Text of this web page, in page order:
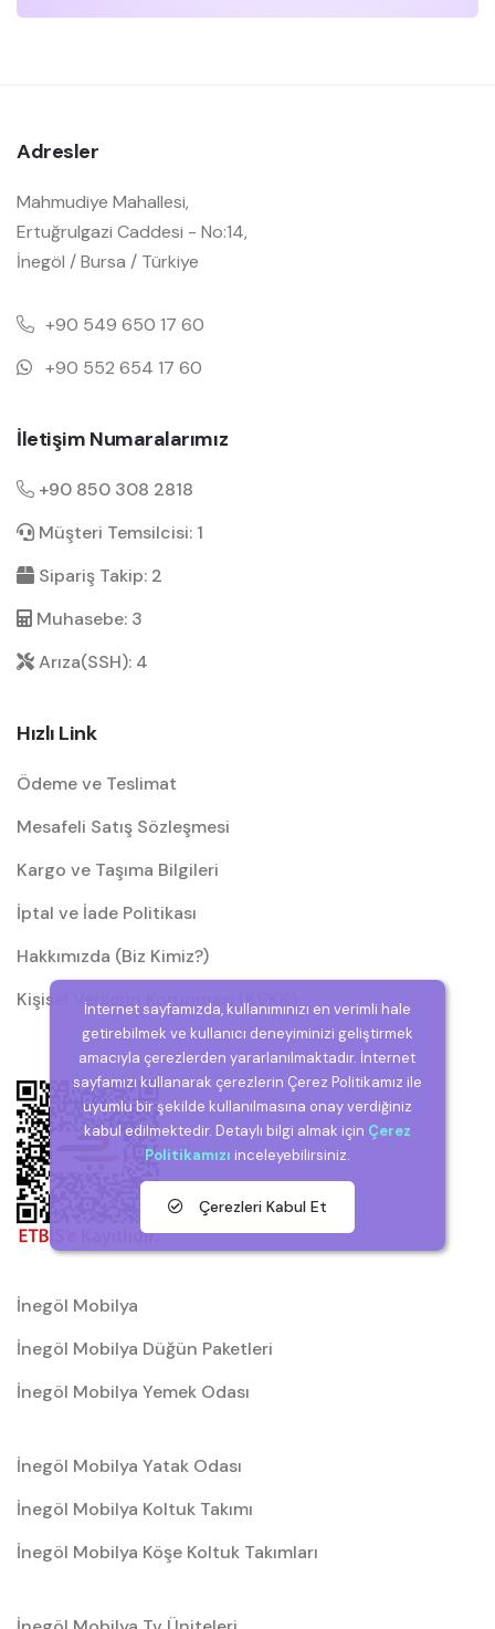
Adresler
Mahmudiye Mahallesi,
Ertuğrulgazi Caddesi - No:14,
İnegöl / Bursa / Türkiye
+90 549 650 17 60
+90 552 654 17 60
İletişim Numaralarımız
+90 850 308 2818
Müşteri Temsilcisi: 1
Sipariş Takip: 2
Muhasebe: 3
Arıza(SSH): 4
Hızlı Link
Ödeme ve Teslimat
Mesafeli Satış Sözleşmesi
Kargo ve Taşıma Bilgileri
İptal ve İade Politikası
Hakkımızda (Biz Kimiz?)
Kişisel Verilerin Korunması (KVKK)
İnegöl Mobilya
İnegöl Mobilya Düğün Paketleri
İnegöl Mobilya Yemek Odası
İnegöl Mobilya Yatak Odası
İnegöl Mobilya Koltuk Takımı
İnegöl Mobilya Köşe Koltuk Takımları
İnternet sayfamızda, kullanımınızı en verimli hale
getirebilmek ve kullanıcı deneyiminizi geliştirmek
amacıyla çerezlerden yararlanılmaktadır. İnternet
sayfamızı kullanarak çerezlerin Çerez Politikamız ile
uyumlu bir şekilde kullanılmasına onay verdiğiniz
kabul edilmektedir. Detaylı bilgi almak için Çerez
Politikamızı inceleyebilirsiniz.
Çerezleri Kabul Et